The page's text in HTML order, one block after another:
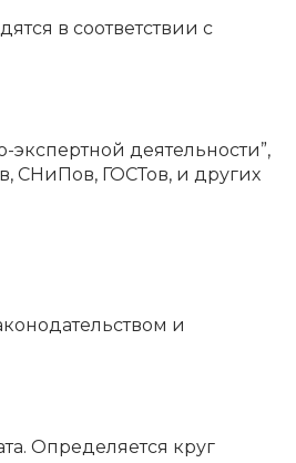
в соответствии с
деятельности”,
СНиПов, ГОСТов, и других
и
Определяется круг